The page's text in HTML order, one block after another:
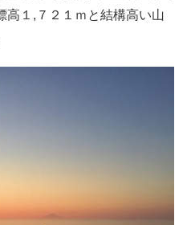
高１,７２１ｍと結構高い山